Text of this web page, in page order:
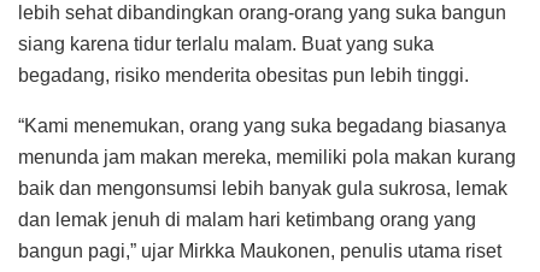
lebih sehat dibandingkan orang-orang yang suka bangun
siang karena tidur terlalu malam. Buat yang suka
begadang, risiko menderita obesitas pun lebih tinggi.
“Kami menemukan, orang yang suka begadang biasanya
menunda jam makan mereka, memiliki pola makan kurang
baik dan mengonsumsi lebih banyak gula sukrosa, lemak
dan lemak jenuh di malam hari ketimbang orang yang
bangun pagi,” ujar Mirkka Maukonen, penulis utama riset